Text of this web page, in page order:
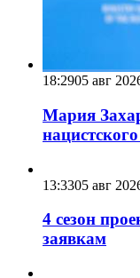
18:2905 авг
Мария
13:3305 авг
4 сезон
заявкам